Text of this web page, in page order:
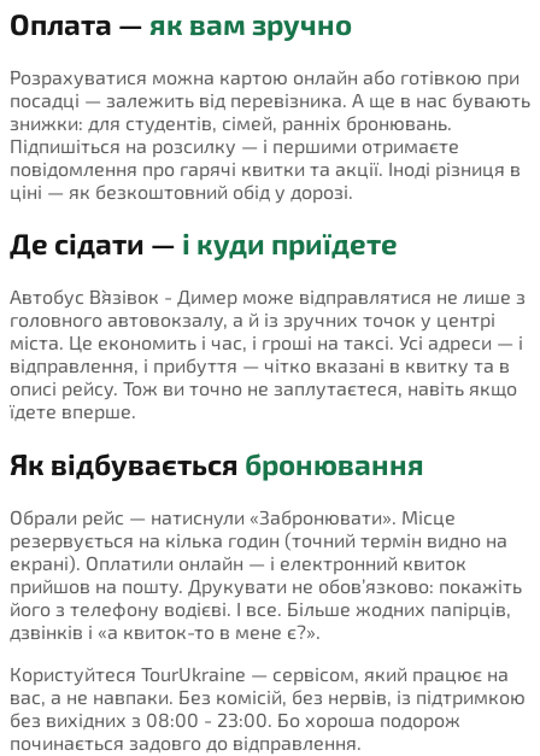
Оплата — як вам зручно
Розрахуватися можна картою онлайн або готівкою при
посадці — залежить від перевізника. А ще в нас бувають
знижки: для студентів, сімей, ранніх бронювань.
Підпишіться на розсилку — і першими отримаєте
повідомлення про гарячі квитки та акції. Іноді різниця в
ціні — як безкоштовний обід у дорозі.
Де сідати — і куди приїдете
Автобус В`язівок - Димер може відправлятися не лише з
головного автовокзалу, а й із зручних точок у центрі
міста. Це економить і час, і гроші на таксі. Усі адреси — і
відправлення, і прибуття — чітко вказані в квитку та в
описі рейсу. Тож ви точно не заплутаєтеся, навіть якщо
їдете вперше.
Як відбувається бронювання
Обрали рейс — натиснули «Забронювати». Місце
резервується на кілька годин (точний термін видно на
екрані). Оплатили онлайн — і електронний квиток
прийшов на пошту. Друкувати не обов’язково: покажіть
його з телефону водієві. І все. Більше жодних папірців,
дзвінків і «а квиток-то в мене є?».
Користуйтеся TourUkraine — сервісом, який працює на
вас, а не навпаки. Без комісій, без нервів, із підтримкою
без вихідних з 08:00 - 23:00. Бо хороша подорож
починається задовго до відправлення.